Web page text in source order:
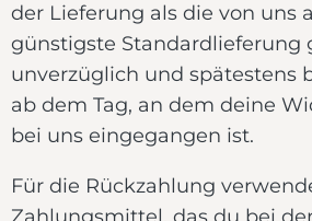
der Lieferung als die von uns
günstigste Standardlieferung
unverzüglich und spätestens
ab dem Tag, an dem deine
bei uns eingegangen ist.
Für die Rückzahlung